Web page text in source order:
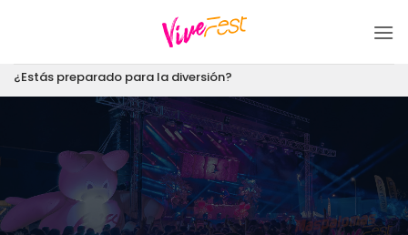
¿Estás preparado para la diversión?